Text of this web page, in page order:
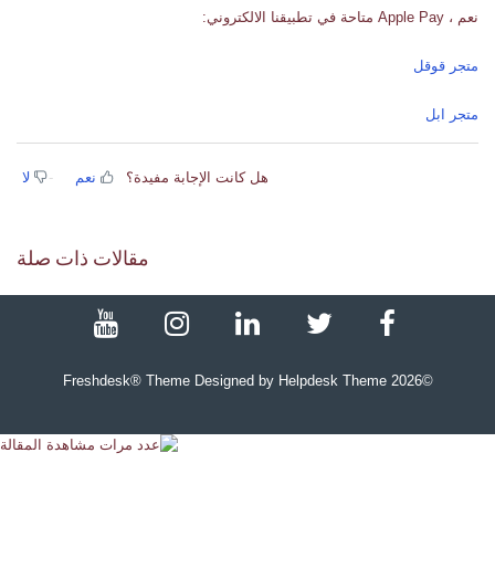
نعم ، Apple Pay متاحة في تطبيقنا الالكتروني:
متجر قوقل
متجر ابل
هل كانت الإجابة مفيدة؟ نعم لا
مقالات ذات صلة
©
2026
Freshdesk® Theme Designed by Helpdesk Theme